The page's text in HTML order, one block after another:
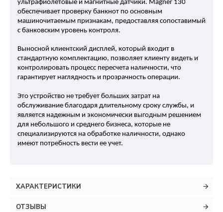
ультрафиолетовые и магнитные датчики. Magner 130
обеспечивает проверку банкнот по основным
машиночитаемым признакам, предоставляя сопоставимый
с банковским уровень контроля.
Выносной клиентский дисплей, который входит в
стандартную комплектацию, позволяет клиенту видеть и
контролировать процесс пересчета наличности, что
гарантирует наглядность и прозрачность операции.
Это устройство не требует больших затрат на
обслуживание благодаря длительному сроку службы, и
является надежным и экономически выгодным решением
для небольшого и среднего бизнеса, которые не
специализируются на обработке наличности, однако
имеют потребность вести ее учет.
ХАРАКТЕРИСТИКИ
ОТЗЫВЫ